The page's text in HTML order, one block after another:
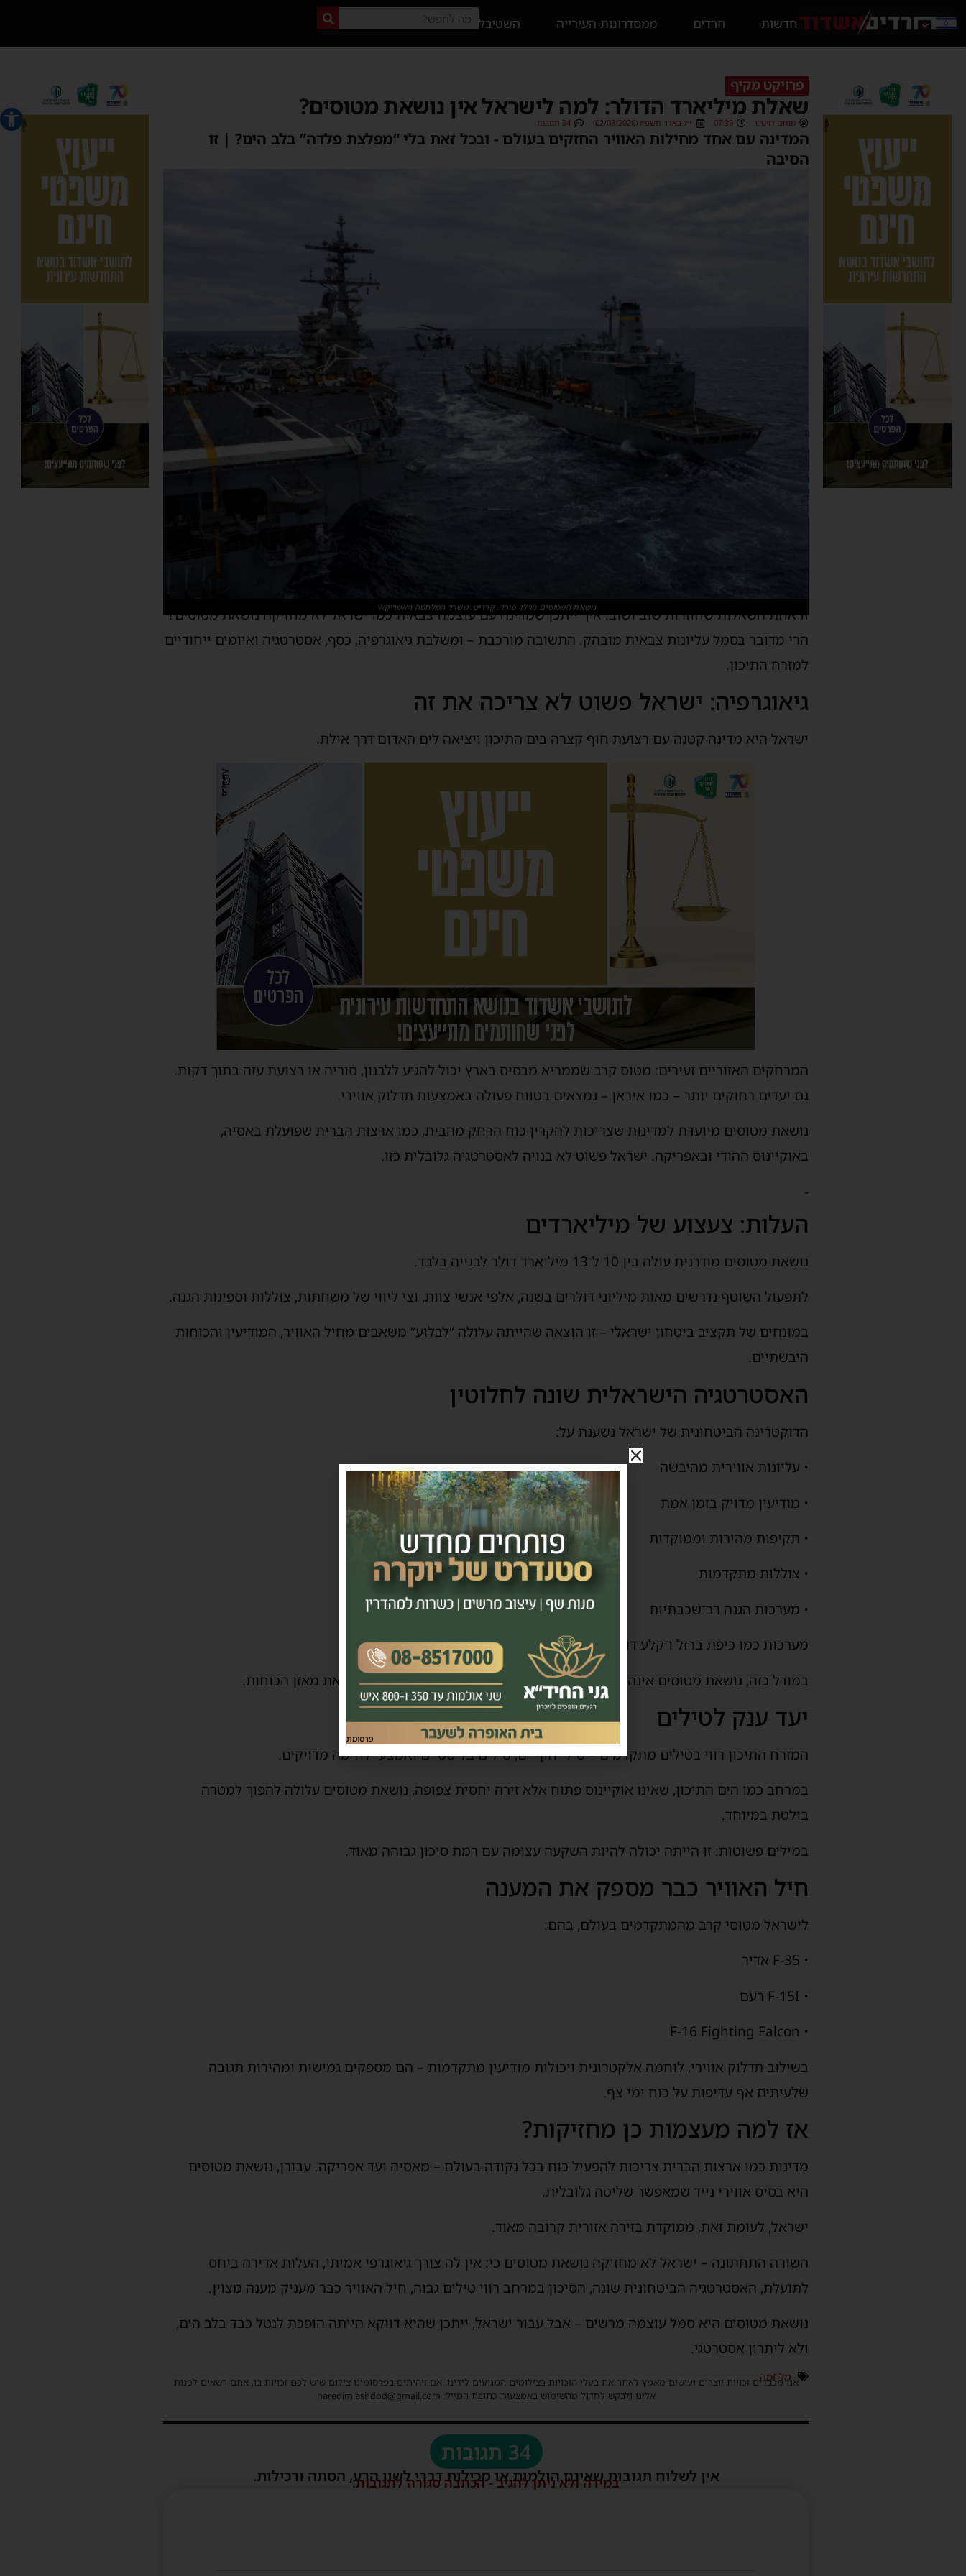
פתח
חדשות חרדים ממסדרונות העירייה השטיבל
פרויקט מקיף
שאלת מיליארד הדולר: למה לישראל אין נושאת מטוסים?
מנחם דויטש 07:39 י״ג באדר תשפ״ו (02/03/2026) 34 תגובות
המדינה עם אחד מחילות האוויר החזקים בעולם - ובכל זאת בלי “מפלצת פלדה” בלב הים? | זו
הסיבה
נושאת המטוסים ג'רלד פורד. קרדיט: משרד המלחמה האמריקאי
זו אחת השאלות שחוזרות שוב ושוב: איך ייתכן שמדינה עם עוצמה צבאית כמו ישראל לא מחזיקה נושאת מטוסים?
הרי מדובר בסמל עליונות צבאית מובהק. התשובה מורכבת – ומשלבת גיאוגרפיה, כסף, אסטרטגיה ואיומים ייחודיים
למזרח התיכון.
גיאוגרפיה: ישראל פשוט לא צריכה את זה
ישראל היא מדינה קטנה עם רצועת חוף קצרה בים התיכון ויציאה לים האדום דרך אילת.
המרחקים האזוריים זעירים: מטוס קרב שממריא מבסיס בארץ יכול להגיע ללבנון, סוריה או רצועת עזה בתוך דקות.
גם יעדים רחוקים יותר – כמו איראן – נמצאים בטווח פעולה באמצעות תדלוק אווירי.
נושאת מטוסים מיועדת למדינות שצריכות להקרין כוח הרחק מהבית, כמו ארצות הברית שפועלת באסיה,
באוקיינוס ההודי ובאפריקה. ישראל פשוט לא בנויה לאסטרטגיה גלובלית כזו.
-
העלות: צעצוע של מיליארדים
נושאת מטוסים מודרנית עולה בין 10 ל־13 מיליארד דולר לבנייה בלבד.
לתפעול השוטף נדרשים מאות מיליוני דולרים בשנה, אלפי אנשי צוות, וצי ליווי של משחתות, צוללות וספינות הגנה.
במונחים של תקציב ביטחון ישראלי – זו הוצאה שהייתה עלולה “לבלוע” משאבים מחיל האוויר, המודיעין והכוחות
היבשתיים.
האסטרטגיה הישראלית שונה לחלוטין
הדוקטרינה הביטחונית של ישראל נשענת על:
• עליונות אווירית מהיבשה
• מודיעין מדויק בזמן אמת
• תקיפות מהירות וממוקדות
• צוללות מתקדמות
• מערכות הגנה רב־שכבתיות
מערכות כמו כיפת ברזל ו־קלע דוד מעניקות מענה לאיומי רקטות וטילים.
במודל כזה, נושאת מטוסים אינה כלי קריטי – אלא תוספת יקרה שלא בהכרח משנה את מאזן הכוחות.
יעד ענק לטילים
המזרח התיכון רווי בטילים מתקדמים – טילי חוף־ים, טילים בליסטיים ואמצעי לחימה מדויקים.
במרחב כמו הים התיכון, שאינו אוקיינוס פתוח אלא זירה יחסית צפופה, נושאת מטוסים עלולה להפוך למטרה
בולטת במיוחד.
במילים פשוטות: זו הייתה יכולה להיות השקעה עצומה עם רמת סיכון גבוהה מאוד.
חיל האוויר כבר מספק את המענה
לישראל מטוסי קרב מהמתקדמים בעולם, בהם:
• F-35 אדיר
• F-15I רעם
• F-16 Fighting Falcon
בשילוב תדלוק אווירי, לוחמה אלקטרונית ויכולות מודיעין מתקדמות – הם מספקים גמישות ומהירות תגובה
שלעיתים אף עדיפות על כוח ימי צף.
אז למה מעצמות כן מחזיקות?
מדינות כמו ארצות הברית צריכות להפעיל כוח בכל נקודה בעולם – מאסיה ועד אפריקה. עבורן, נושאת מטוסים
היא בסיס אווירי נייד שמאפשר שליטה גלובלית.
ישראל, לעומת זאת, ממוקדת בזירה אזורית קרובה מאוד.
השורה התחתונה – ישראל לא מחזיקה נושאת מטוסים כי: אין לה צורך גיאוגרפי אמיתי, העלות אדירה ביחס
לתועלת, האסטרטגיה הביטחונית שונה, הסיכון במרחב רווי טילים גבוה, חיל האוויר כבר מעניק מענה מצוין.
נושאת מטוסים היא סמל עוצמה מרשים – אבל עבור ישראל, ייתכן שהיא דווקא הייתה הופכת לנטל כבד בלב הים,
ולא ליתרון אסטרטגי.
מלחמה
אנו מכבדים זכויות יוצרים ועושים מאמץ לאתר את בעלי הזכויות בצילומים המגיעים לידינו. אם זיהיתים בפרסומינו צילום שיש לכם זכויות בו, אתם רשאים לפנות
אלינו ולבקש לחדול מהשימוש באמצעות כתובת המייל: haredim.ashdod@gmail.com
34 תגובות
אין לשלוח תגובות שאינם הולמות או מכילות דברי לשון הרע, הסתה ורכילות.
במידה ולא ניתן להגיב - הכתבה סגורה לתגובות.
פרסומת